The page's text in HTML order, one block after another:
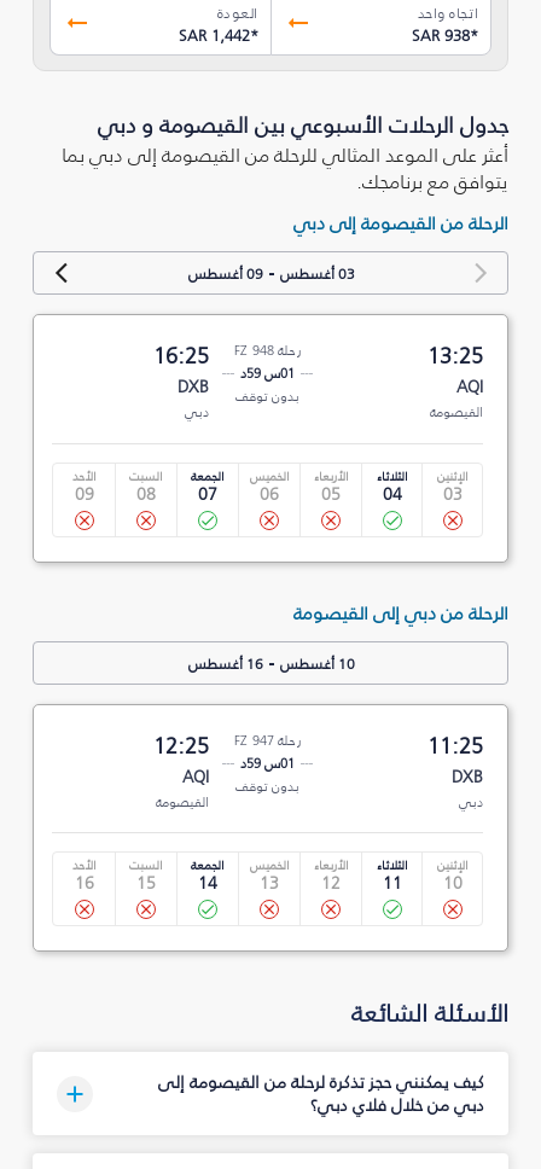
اتجاه واحد
SAR 938*
العودة
SAR 1,442*
جدول الرحلات الأسبوعي بين القيصومة و دبي
أعثر على الموعد المثالي للرحلة من القيصومة إلى دبي بما
يتوافق مع برنامجك.
الرحلة من القيصومة إلى دبي
03 أغسطس -09 أغسطس
13:25
AQI
القيصومة
رحلة FZ 948
01س 59د
بدون توقف
16:25
DXB
دبي
الإثنين
03
الثلاثاء
04
الأربعاء
05
الخميس
06
الجمعة
07
السبت
08
الأحد
09
الرحلة من دبي إلى القيصومة
10 أغسطس -16 أغسطس
11:25
DXB
دبي
رحلة FZ 947
01س 59د
بدون توقف
12:25
AQI
القيصومة
الإثنين
10
الثلاثاء
11
الأربعاء
12
الخميس
13
الجمعة
14
السبت
15
الأحد
16
الأسئلة الشائعة
كيف يمكنني حجز تذكرة لرحلة من القيصومة إلى
دبي من خلال فلاي دبي؟